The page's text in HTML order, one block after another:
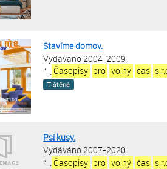
Stavíme domov.
Vydáváno 2004-2009
“
Časopisy pro volný čas
Tištěné
Psí kusy.
Vydáváno 2007-2020
“... Časopisy pro volný čas